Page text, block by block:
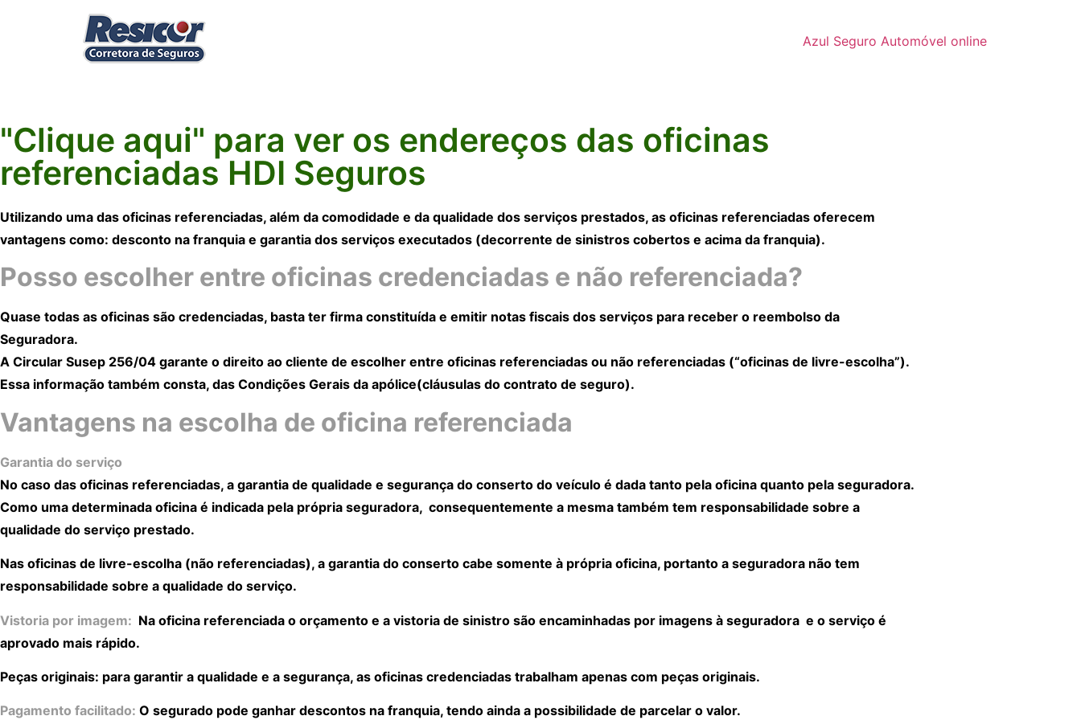
Azul Seguro Automóvel online
"Clique aqui" para ver os endereços das oficinas
referenciadas HDI Seguros
Utilizando uma das oficinas referenciadas, além da comodidade e da qualidade dos serviços prestados, as oficinas referenciadas oferecem
vantagens como: desconto na franquia e garantia dos serviços executados (decorrente de sinistros cobertos e acima da franquia).
Posso escolher entre oficinas credenciadas e não referenciada?
Quase todas as oficinas são credenciadas, basta ter firma constituída e emitir notas fiscais dos serviços para receber o reembolso da
Seguradora.
A Circular Susep 256/04 garante o direito ao cliente de escolher entre oficinas referenciadas ou não referenciadas (“oficinas de livre-escolha”).
Essa informação também consta, das Condições Gerais da apólice(cláusulas do contrato de seguro).
Vantagens na escolha de oficina referenciada
Garantia do serviço
No caso das oficinas referenciadas, a garantia de qualidade e segurança do conserto do veículo é dada tanto pela oficina quanto pela seguradora.
Como uma determinada oficina é indicada pela própria seguradora, consequentemente a mesma também tem responsabilidade sobre a
qualidade do serviço prestado.
Nas oficinas de livre-escolha (não referenciadas), a garantia do conserto cabe somente à própria oficina, portanto a seguradora não tem
responsabilidade sobre a qualidade do serviço.
Vistoria por imagem: Na oficina referenciada o orçamento e a vistoria de sinistro são encaminhadas por imagens à seguradora e o serviço é
aprovado mais rápido.
Peças originais: para garantir a qualidade e a segurança, as oficinas credenciadas trabalham apenas com peças originais.
Pagamento facilitado: O segurado pode ganhar descontos na franquia, tendo ainda a possibilidade de parcelar o valor.